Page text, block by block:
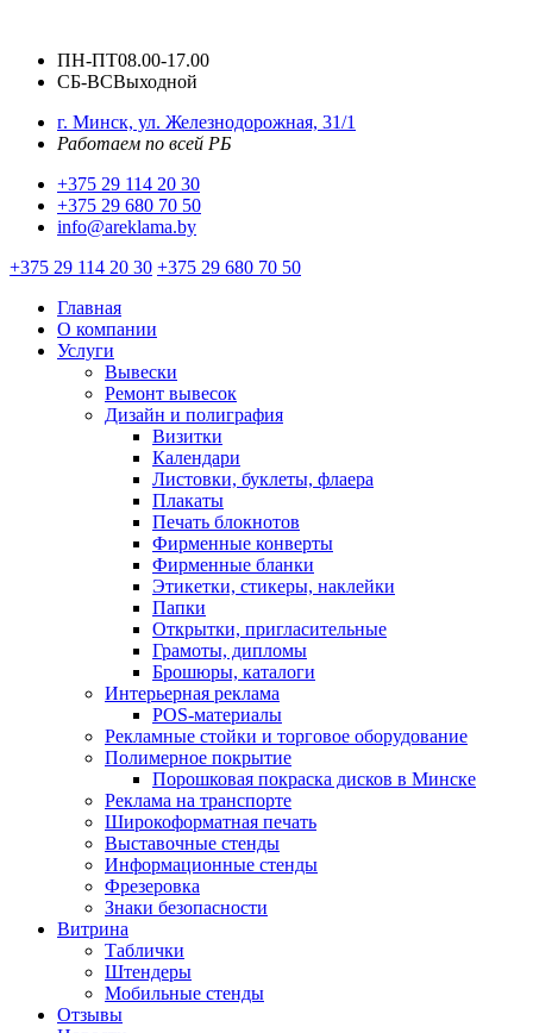
ПН-ПТ08.00-17.00
СБ-ВСВыходной
г. Минск, ул. Железнодорожная, 31/1
Работаем по всей РБ
+375 29 114 20 30
+375 29 680 70 50
info@areklama.by
+375 29 114 20 30 +375 29 680 70 50
Главная
О компании
Услуги
Вывески
Ремонт вывесок
Дизайн и полиграфия
Визитки
Календари
Листовки, буклеты, флаера
Плакаты
Печать блокнотов
Фирменные конверты
Фирменные бланки
Этикетки, стикеры, наклейки
Папки
Открытки, пригласительные
Грамоты, дипломы
Брошюры, каталоги
Интерьерная реклама
POS-материалы
Рекламные стойки и торговое оборудование
Полимерное покрытие
Порошковая покраска дисков в Минске
Реклама на транспорте
Широкоформатная печать
Выставочные стенды
Информационные стенды
Фрезеровка
Знаки безопасности
Витрина
Таблички
Штендеры
Мобильные стенды
Отзывы